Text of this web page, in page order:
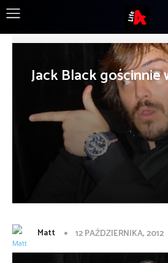
Jack Black gościnnie
Matt 12 PAŹDZIERNIKA, 2012